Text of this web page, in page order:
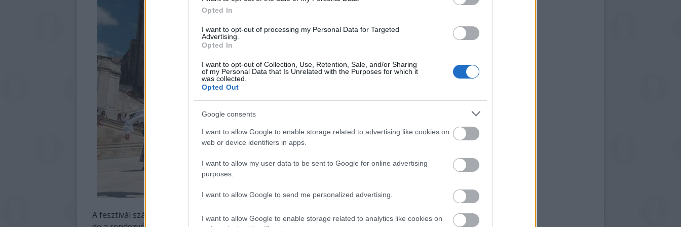
Opted In
I want to opt-out of processing my Personal Data for Targeted
Advertising.
Opted In
I want to opt-out of Collection, Use, Retention, Sale, and/or Sharing
of my Personal Data that Is Unrelated with the Purposes for which it
was collected.
Opted Out
Google consents
I want to allow Google to enable storage related to advertising like cookies on
web or device identifiers in apps.
I want to allow my user data to be sent to Google for online advertising
purposes.
I want to allow Google to send me personalized advertising.
I want to allow Google to enable storage related to analytics like cookies on
A fesztivál számítása szerint minden elmaradt előadás 45 ezer euró veszteséget okoz,